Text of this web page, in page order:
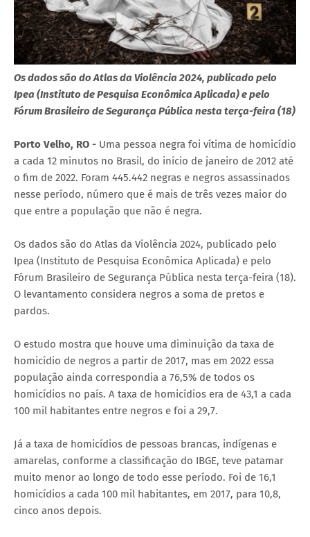
Os dados são do Atlas da Violência 2024, publicado pelo
Ipea (Instituto de Pesquisa Econômica Aplicada) e pelo
Fórum Brasileiro de Segurança Pública nesta terça-feira (18)
Porto Velho, RO - Uma pessoa negra foi vítima de homicídio
a cada 12 minutos no Brasil, do início de janeiro de 2012 até
o fim de 2022. Foram 445.442 negras e negros assassinados
nesse período, número que é mais de três vezes maior do
que entre a população que não é negra.
Os dados são do Atlas da Violência 2024, publicado pelo
Ipea (Instituto de Pesquisa Econômica Aplicada) e pelo
Fórum Brasileiro de Segurança Pública nesta terça-feira (18).
O levantamento considera negros a soma de pretos e
pardos.
O estudo mostra que houve uma diminuição da taxa de
homicídio de negros a partir de 2017, mas em 2022 essa
população ainda correspondia a 76,5% de todos os
homicídios no país. A taxa de homicídios era de 43,1 a cada
100 mil habitantes entre negros e foi a 29,7.
Já a taxa de homicídios de pessoas brancas, indígenas e
amarelas, conforme a classificação do IBGE, teve patamar
muito menor ao longo de todo esse período. Foi de 16,1
homicídios a cada 100 mil habitantes, em 2017, para 10,8,
cinco anos depois.